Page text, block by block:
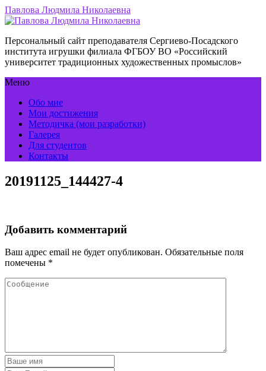
Павлова Людмила Николаевна
Персональный сайт преподавателя Сергиево-Посадского
института игрушки филиала ФГБОУ ВО «Российский
университет традиционных художественных промыслов»
Меню
Обо мне
Мои достижения
Методичка (мои разработки)
Галерея
Для студентов
Контакты
20191125_144427-4
Добавить комментарий
Ваш адрес email не будет опубликован. Обязательные поля
помечены *